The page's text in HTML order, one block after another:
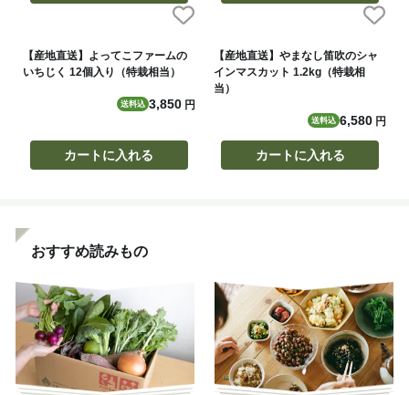
【産地直送】よってこファームの
いちじく 12個入り（特栽相当）
送料込 3,850円
カートに入れる
【産地直送】やまなし笛吹のシャ
インマスカット 1.2kg（特栽相
当）
送料込 6,580 円
カートに入れる
おすすめ読みもの